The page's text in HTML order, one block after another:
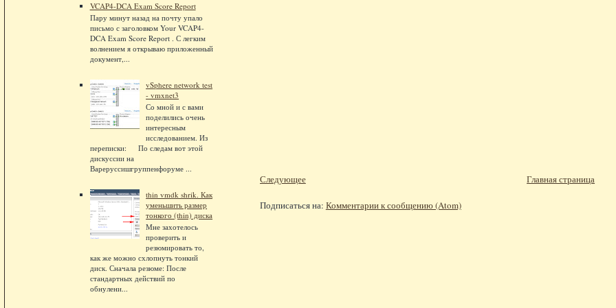
VCAP4-DCA Exam Score Report
Пару минут назад на почту упало
письмо с заголовком Your VCAP4-
DCA Exam Score Report . С легким
волнением я открываю приложенный
документ,...
vSphere network test
- vmxnet3
Со мной и с вами
поделились очень
интересным
исследованием. Из
переписки: По следам вот этой
дискуссии на
Вареруссишгруппенфоруме ...
thin vmdk shrik. Как
уменьшить размер
тонкого (thin) диска
Мне захотелось
проверить и
резюмировать то,
как же можно схлопнуть тонкий
диск. Сначала резюме: После
стандартных действий по
обнулени...
Следующее Главная страница
Подписаться на: Комментарии к сообщению (Atom)